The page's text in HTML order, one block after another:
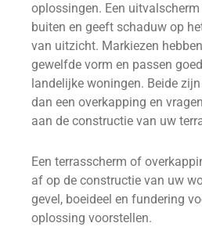
oplossingen. Een
buiten en geeft schaduw op
van uitzicht. Markiezen
gewelfde vorm en passen
landelijke woningen. Beide
dan een overkapping en
aan de constructie van uw
Een terrasscherm of
af op de constructie van uw
gevel, boeideel en fundering
oplossing voorstellen.